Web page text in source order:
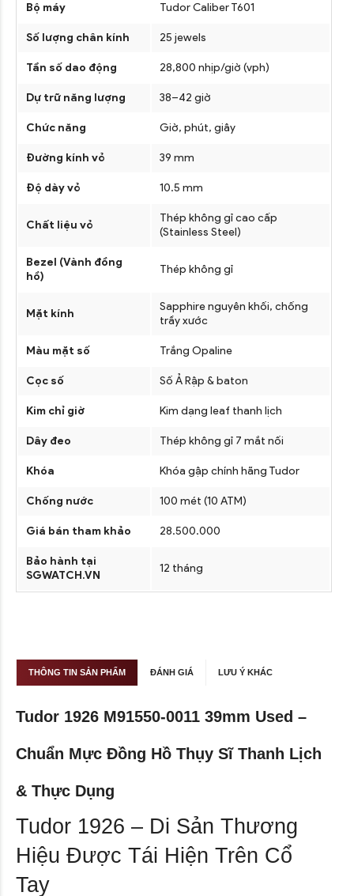
Bộ máy Tudor Caliber T601
Số lượng chân kính 25 jewels
Tần số dao động 28,800 nhịp/giờ (vph)
Dự trữ năng lượng 38–42 giờ
Chức năng Giờ, phút, giây
Đường kính vỏ 39 mm
Độ dày vỏ 10.5 mm
Chất liệu vỏ
Thép không gỉ cao cấp
(Stainless Steel)
Bezel (Vành đồng
hồ)
Thép không gỉ
Mặt kính
Sapphire nguyên khối, chống
trầy xước
Màu mặt số Trắng Opaline
Cọc số Số Ả Rập & baton
Kim chỉ giờ Kim dạng leaf thanh lịch
Dây đeo Thép không gỉ 7 mắt nối
Khóa Khóa gập chính hãng Tudor
Chống nước 100 mét (10 ATM)
Giá bán tham khảo 28.500.000
Bảo hành tại
SGWATCH.VN
12 tháng
THÔNG TIN SẢN PHẨM ĐÁNH GIÁ LƯU Ý KHÁC
Tudor 1926 M91550-0011 39mm Used –
Chuẩn Mực Đồng Hồ Thụy Sĩ Thanh Lịch
& Thực Dụng
Tudor 1926 – Di Sản Thương
Hiệu Được Tái Hiện Trên Cổ
Tay